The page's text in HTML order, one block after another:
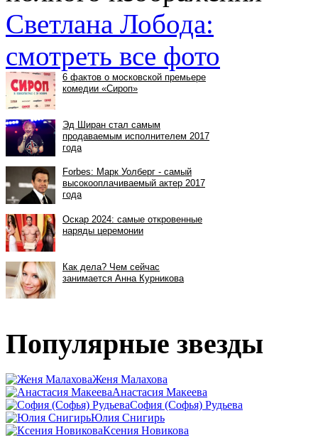
Светлана Лобода:
смотреть все фото
Популярные звезды
Женя Малахова
Анастасия Макеева
София (Софья) Рудьева
Юлия Снигирь
Ксения Новикова